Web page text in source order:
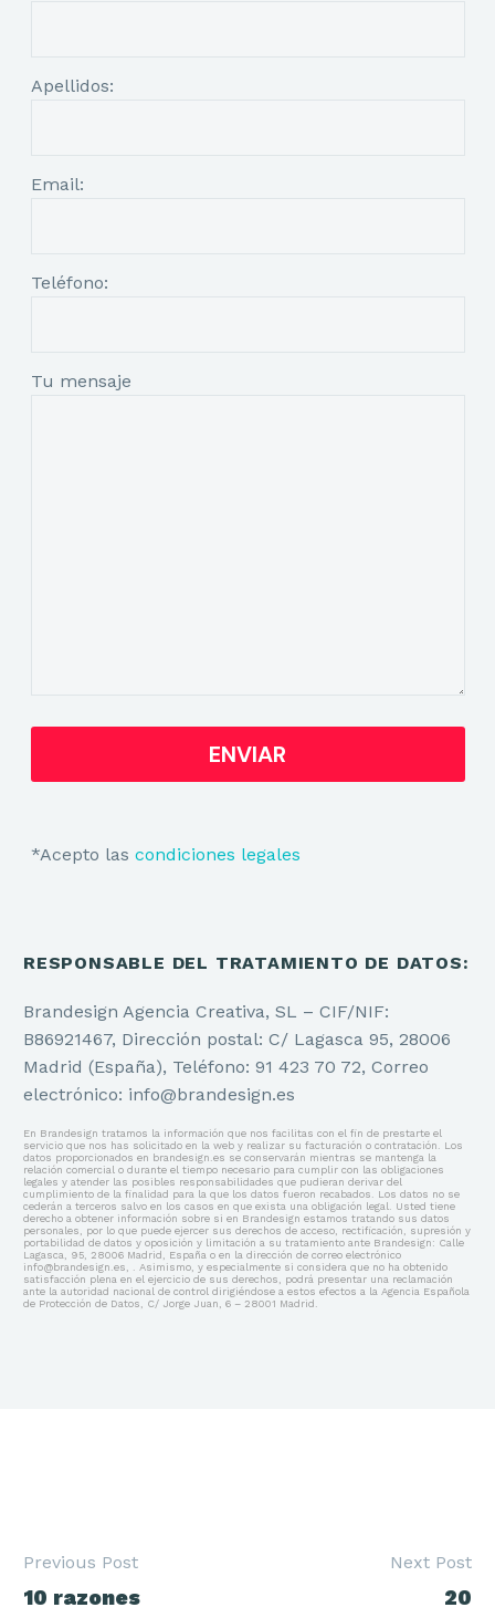
Apellidos:
Email:
Teléfono:
Tu mensaje
*Acepto las condiciones legales
RESPONSABLE DEL TRATAMIENTO DE DATOS:
Brandesign Agencia Creativa, SL – CIF/NIF:
B86921467, Dirección postal: C/ Lagasca 95, 28006
Madrid (España), Teléfono: 91 423 70 72, Correo
electrónico: info@brandesign.es
En Brandesign tratamos la información que nos facilitas con el fin de prestarte el
servicio que nos has solicitado en la web y realizar su facturación o contratación. Los
datos proporcionados en brandesign.es se conservarán mientras se mantenga la
relación comercial o durante el tiempo necesario para cumplir con las obligaciones
legales y atender las posibles responsabilidades que pudieran derivar del
cumplimiento de la finalidad para la que los datos fueron recabados. Los datos no se
cederán a terceros salvo en los casos en que exista una obligación legal. Usted tiene
derecho a obtener información sobre si en Brandesign estamos tratando sus datos
personales, por lo que puede ejercer sus derechos de acceso, rectificación, supresión y
portabilidad de datos y oposición y limitación a su tratamiento ante Brandesign: Calle
Lagasca, 95, 28006 Madrid, España o en la dirección de correo electrónico
info@brandesign.es, . Asimismo, y especialmente si considera que no ha obtenido
satisfacción plena en el ejercicio de sus derechos, podrá presentar una reclamación
ante la autoridad nacional de control dirigiéndose a estos efectos a la Agencia Española
de Protección de Datos, C/ Jorge Juan, 6 – 28001 Madrid.
de
Previous Post
10 razones
Next Post
20